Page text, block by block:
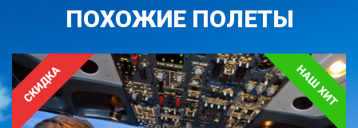
ПОХОЖИЕ ПОЛЕТЫ